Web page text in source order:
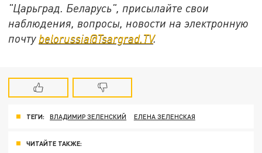
"Царьград. Беларусь", присылайте свои
наблюдения, вопросы, новости на электронную
почту belorussia@Tsargrad.TV.
ТЕГИ: ВЛАДИМИР ЗЕЛЕНСКИЙ ЕЛЕНА ЗЕЛЕНСКАЯ
ЧИТАЙТЕ ТАКЖЕ: